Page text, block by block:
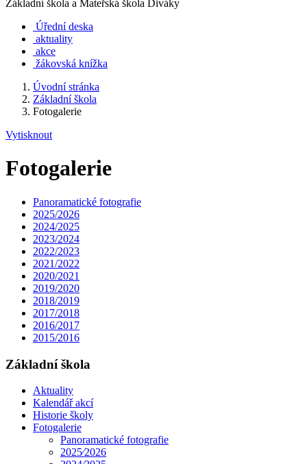
Základní škola a Mateřská škola Diváky
Úřední deska
aktuality
akce
žákovská knížka
Úvodní stránka
Základní škola
Fotogalerie
Vytisknout
Fotogalerie
Panoramatické fotografie
2025/2026
2024/2025
2023/2024
2022/2023
2021/2022
2020/2021
2019/2020
2018/2019
2017/2018
2016/2017
2015/2016
Základní škola
Aktuality
Kalendář akcí
Historie školy
Fotogalerie
Panoramatické fotografie
2025⁄2026